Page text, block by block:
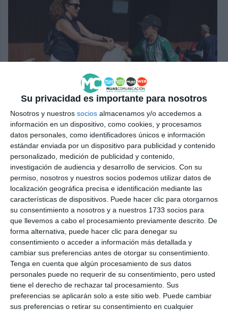
Su privacidad es importante para nosotros
Nosotros y nuestros socios almacenamos y/o accedemos a
información en un dispositivo, como cookies, y procesamos
datos personales, como identificadores únicos e información
estándar enviada por un dispositivo para publicidad y contenido
personalizado, medición de publicidad y contenido,
investigación de audiencia y desarrollo de servicios. Con su
permiso, nosotros y nuestros socios podemos utilizar datos de
localización geográfica precisa e identificación mediante las
características de dispositivos. Puede hacer clic para otorgarnos
su consentimiento a nosotros y a nuestros 1733 socios para
que llevemos a cabo el procesamiento previamente descrito. De
forma alternativa, puede hacer clic para denegar su
consentimiento o acceder a información más detallada y
cambiar sus preferencias antes de otorgar su consentimiento.
Tenga en cuenta que algún procesamiento de sus datos
personales puede no requerir de su consentimiento, pero usted
tiene el derecho de rechazar tal procesamiento. Sus
preferencias se aplicarán solo a este sitio web. Puede cambiar
sus preferencias o retirar su consentimiento en cualquier
El complejo también ha obsequiado al alumnado con un
I. PÉREZ.
Comparte esta noticia desde el siguiente enlace:
https://mijascom.com/?a=34681
MEDIO AMBIENTE MIJAS
CEIP INDIRA GANDHI